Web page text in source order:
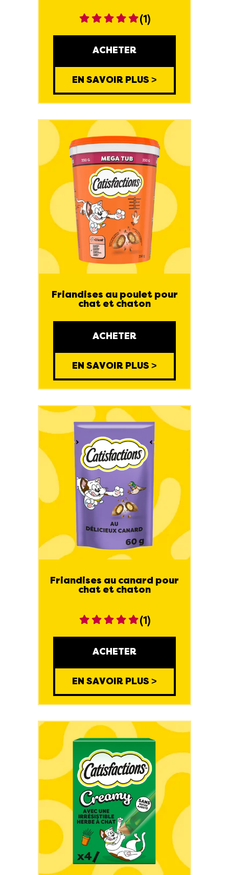
(1)
ACHETER
EN SAVOIR PLUS >
Friandises au poulet pour
chat et chaton
ACHETER
EN SAVOIR PLUS >
Friandises au canard pour
chat et chaton
(1)
ACHETER
EN SAVOIR PLUS >